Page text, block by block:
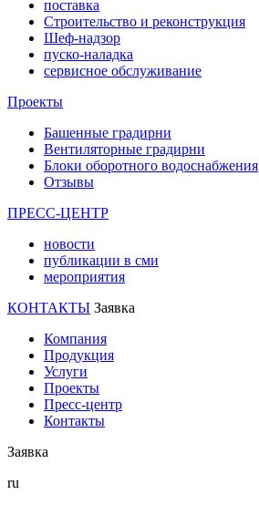
поставка
Строительство и реконструкция
Шеф-надзор
пуско-наладка
сервисное обслуживание
Проекты
Башенные градирни
Вентиляторные градирни
Блоки оборотного водоснабжения
Отзывы
ПРЕСС-ЦЕНТР
новости
публикации в сми
мероприятия
КОНТАКТЫ Заявка
Компания
Продукция
Услуги
Проекты
Пресс-центр
Контакты
Заявка
ru